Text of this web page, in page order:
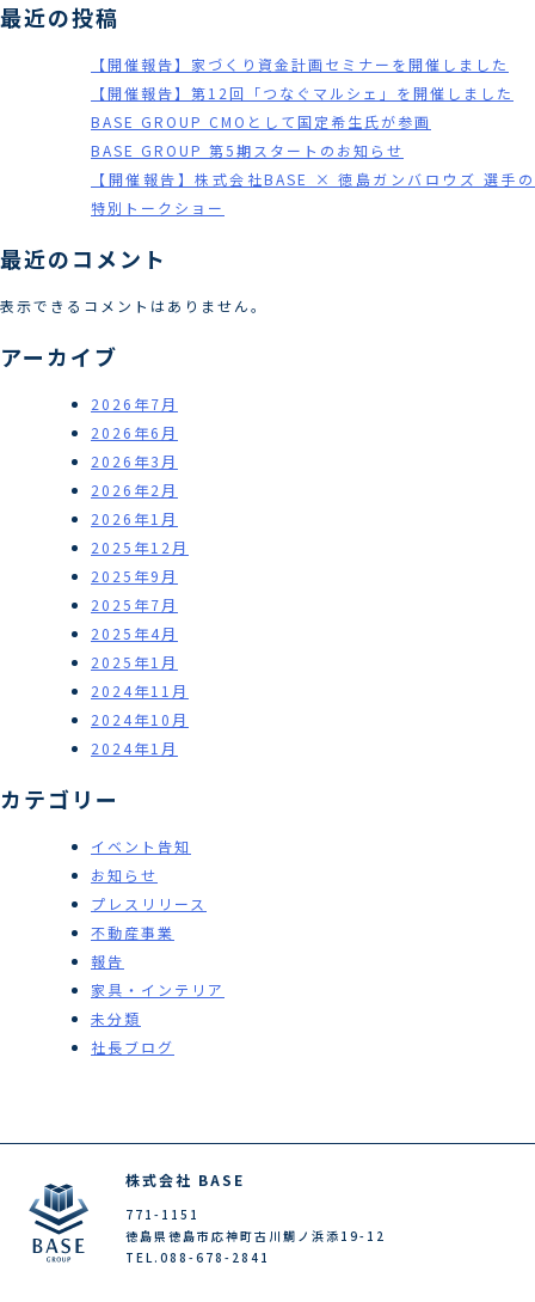
最近の投稿
【開催報告】家づくり資金計画セミナーを開催しました
【開催報告】第12回「つなぐマルシェ」を開催しました
BASE GROUP CMOとして国定希生氏が参画
BASE GROUP 第5期スタートのお知らせ
【開催報告】株式会社BASE × 徳島ガンバロウズ 選手の
特別トークショー
最近のコメント
表示できるコメントはありません。
アーカイブ
2026年7月
2026年6月
2026年3月
2026年2月
2026年1月
2025年12月
2025年9月
2025年7月
2025年4月
2025年1月
2024年11月
2024年10月
2024年1月
カテゴリー
イベント告知
お知らせ
プレスリリース
不動産事業
報告
家具・インテリア
未分類
社長ブログ
株式会社 BASE
771-1151
徳島県徳島市応神町古川鯛ノ浜添19-12
TEL.088-678-2841